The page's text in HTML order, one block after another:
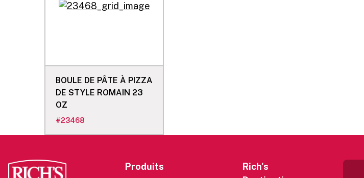
BOULE DE PÂTE À PIZZA
DE STYLE ROMAIN 23
OZ
#23468
Produits
Rich's